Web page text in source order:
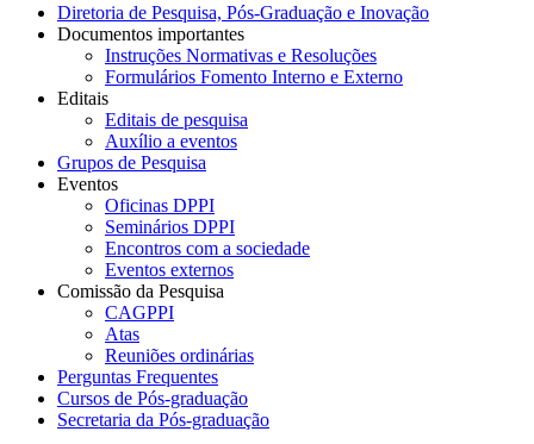
Diretoria de Pesquisa, Pós-Graduação e Inovação
Documentos importantes
Instruções Normativas e Resoluções
Formulários Fomento Interno e Externo
Editais
Editais de pesquisa
Auxílio a eventos
Grupos de Pesquisa
Eventos
Oficinas DPPI
Seminários DPPI
Encontros com a sociedade
Eventos externos
Comissão da Pesquisa
CAGPPI
Atas
Reuniões ordinárias
Perguntas Frequentes
Cursos de Pós-graduação
Secretaria da Pós-graduação